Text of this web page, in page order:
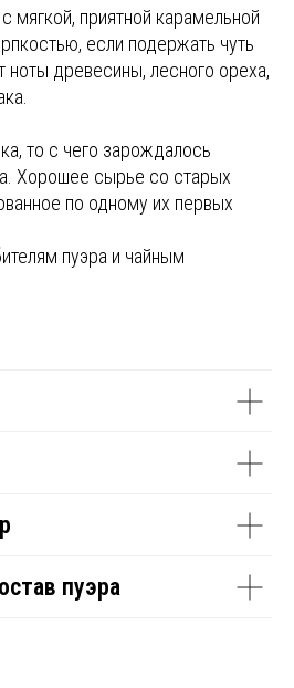
мягкой, приятной карамельной
если подержать чуть
древесины, лесного ореха,
то с чего зарождалось
Хорошее сырье со старых
по одному их первых
пуэра и чайным
пуэра